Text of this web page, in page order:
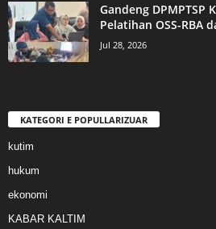
Gandeng DPMPTSP
Pelatihan OSS-RBA
Jul 28, 2026
KATEGORI E POPULLARIZUAR
kutim
hukum
ekonomi
KABAR KALTIM